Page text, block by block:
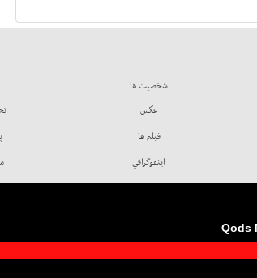
شخصيت ها
عكس
فيلم ها
اينفوگرافي